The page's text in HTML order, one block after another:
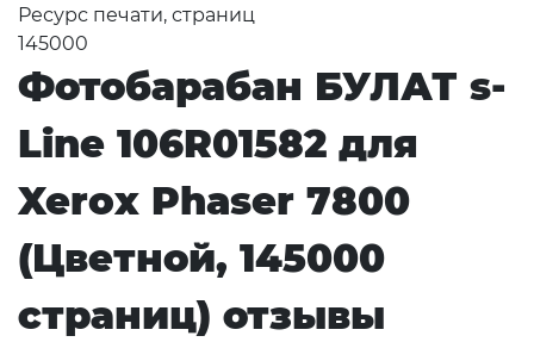
Ресурс печати, страниц
145000
Фотобарабан БУЛАТ s-
Line 106R01582 для
Xerox Phaser 7800
(Цветной, 145000
страниц) отзывы